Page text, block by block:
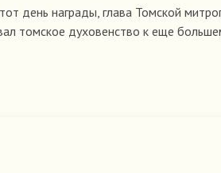
день награды, глава Томской
томское духовенство к еще